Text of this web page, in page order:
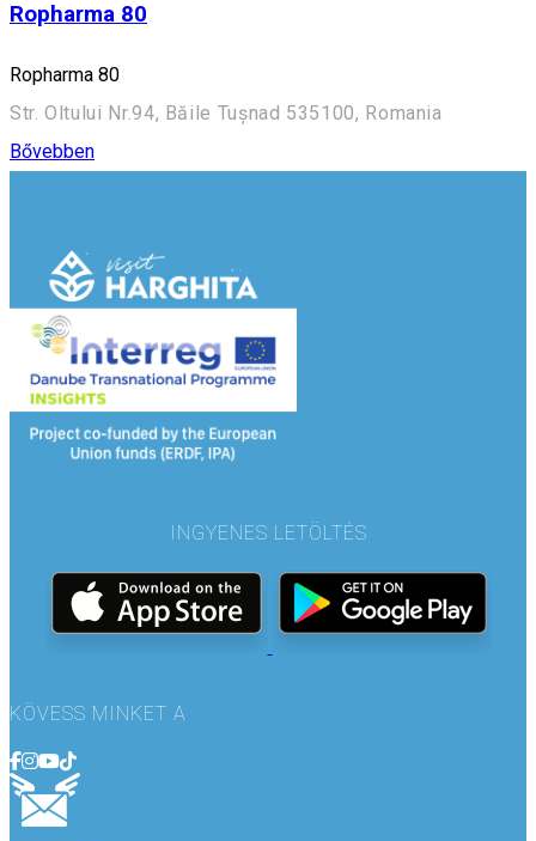
Ropharma 80
Ropharma 80
Str. Oltului Nr.94, Băile Tușnad 535100, Romania
Bővebben
INGYENES LETÖLTÉS
KÖVESS MINKET A